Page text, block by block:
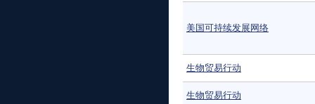
美国可持续发展网络
生物贸易行动
生物贸易行动